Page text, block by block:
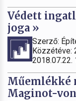
Védett
joga »
Szerző:
Közzétéve:
2018.07.22.
Műemlékké
Maginot-